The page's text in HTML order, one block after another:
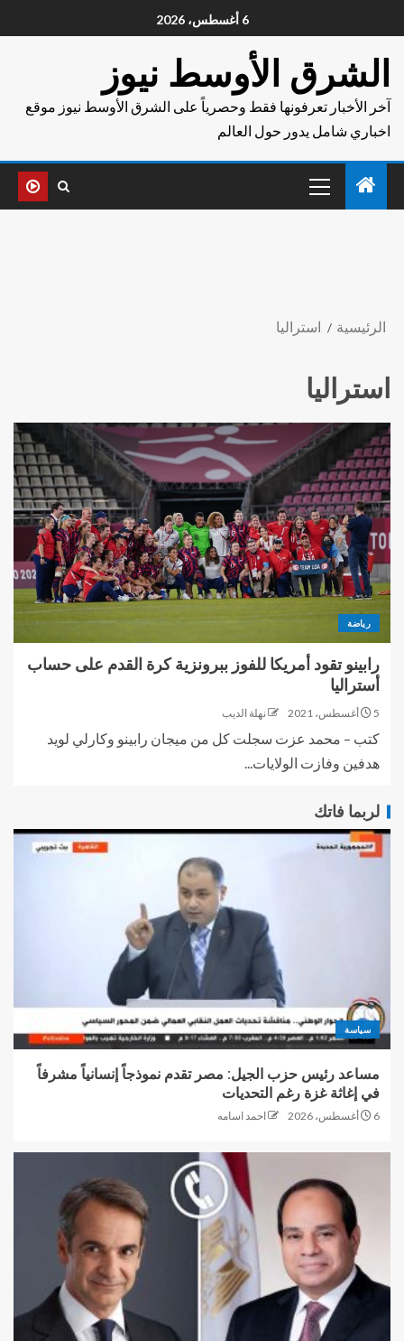
6 أغسطس، 2026
الشرق الأوسط نيوز
آخر الأخبار تعرفونها فقط وحصرياً على الشرق الأوسط نيوز موقع
اخباري شامل يدور حول العالم
الرئيسية استراليا
استراليا
رياضة
رابينو تقود أمريكا للفوز ببرونزية كرة القدم على حساب
أستراليا
5 أغسطس، 2021 نهلة الديب
كتب – محمد عزت سجلت كل من ميجان رابينو وكارلي لويد
هدفين وفازت الولايات...
لربما فاتك
سياسة
مساعد رئيس حزب الجيل: مصر تقدم نموذجاً إنسانياً مشرفاً
في إغاثة غزة رغم التحديات
6 أغسطس، 2026 احمد اسامه